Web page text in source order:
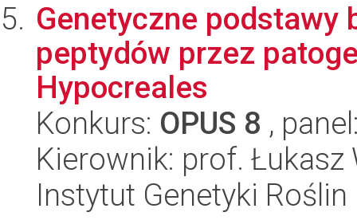
Genetyczne podstawy
peptydów przez
Hypocreales
Konkurs: OPUS 8 ,
Kierownik: prof. Łukasz
Instytut Genetyki Roślin